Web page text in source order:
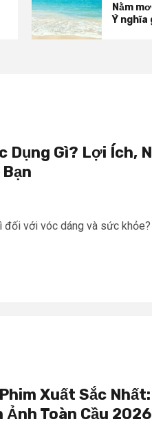
Nằm
Ý nghĩa
Dụng Gì? Lợi Ích,
với vóc dáng và sức
Xuất Sắc
Ảnh Toàn Cầu 2026